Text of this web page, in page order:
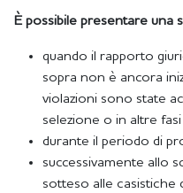
È possibile presentare una
quando il rapporto
sopra non è ancora
violazioni sono state
selezione o in altre
durante il periodo di
successivamente allo
sotteso alle casistiche